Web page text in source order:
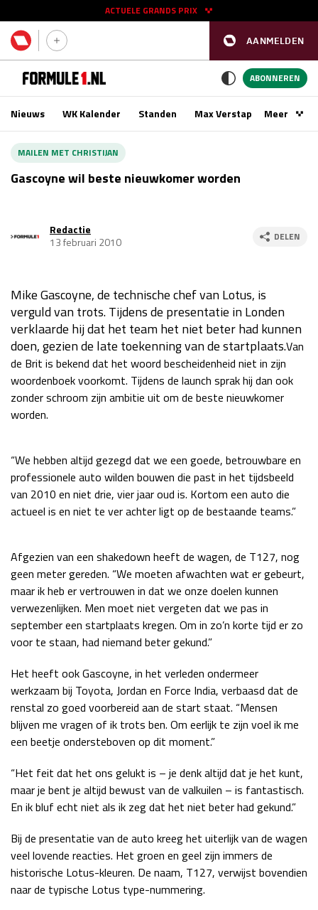
AANMELDEN
ACTUELE GRANDS PRIX
11 - 13 sep
Race
GP AZERBEIDZJAN 2026 24 - 26 sep
Kwalificatie
vr 14:00 - 15:00
Race
za 13:00 - 15:00
Race
zo 14:00 - 16:00
GP VERENIGDE STATEN 2026 23 - 25 okt
Kwalificatie
za 23:00 - 00:00
Race
zo 21:00 - 23:00
GP MEXICO 2026 30 okt - 01 nov
Kwalificatie
za 22:00 - 23:00
Kwalificatie
za 19:00 - 20:00
LAS VEGAS GRAND PRIX 2026 20 - 22 nov
Kwalificatie
za 05:00 - 06:00
Race
zo 05:00 - 07:00
GP QATAR 2026 27 - 29 nov
Kwalificatie
za 19:00 - 20:00
zo 17:00 - 19:00
GP ABU DHABI 2026
Kwalificatie
ABONNEREN
Nieuws WK Kalender Standen Max VerstappenMeer
MAILEN MET CHRISTIJAN
Gascoyne wil beste nieuwkomer worden
Redactie
13 februari 2010
DELEN
Mike Gascoyne, de technische chef van Lotus, is
verguld van trots. Tijdens de presentatie in Londen
verklaarde hij dat het team het niet beter had kunnen
doen, gezien de late toekenning van de startplaats.Van
de Brit is bekend dat het woord bescheidenheid niet in zijn
woordenboek voorkomt. Tijdens de launch sprak hij dan ook
zonder schroom zijn ambitie uit om de beste nieuwkomer
worden.
“We hebben altijd gezegd dat we een goede, betrouwbare en
professionele auto wilden bouwen die past in het tijdsbeeld
van 2010 en niet drie, vier jaar oud is. Kortom een auto die
actueel is en niet te ver achter ligt op de bestaande teams.”
Afgezien van een shakedown heeft de wagen, de T127, nog
geen meter gereden. “We moeten afwachten wat er gebeurt,
maar ik heb er vertrouwen in dat we onze doelen kunnen
verwezenlijken. Men moet niet vergeten dat we pas in
september een startplaats kregen. Om in zo’n korte tijd er zo
voor te staan, had niemand beter gekund.”
Het heeft ook Gascoyne, in het verleden ondermeer
werkzaam bij Toyota, Jordan en Force India, verbaasd dat de
renstal zo goed voorbereid aan de start staat. “Mensen
blijven me vragen of ik trots ben. Om eerlijk te zijn voel ik me
een beetje ondersteboven op dit moment.”
“Het feit dat het ons gelukt is – je denk altijd dat je het kunt,
maar je bent je altijd bewust van de valkuilen – is fantastisch.
En ik bluf echt niet als ik zeg dat het niet beter had gekund.”
Bij de presentatie van de auto kreeg het uiterlijk van de wagen
veel lovende reacties. Het groen en geel zijn immers de
historische Lotus-kleuren. De naam, T127, verwijst bovendien
naar de typische Lotus type-nummering.